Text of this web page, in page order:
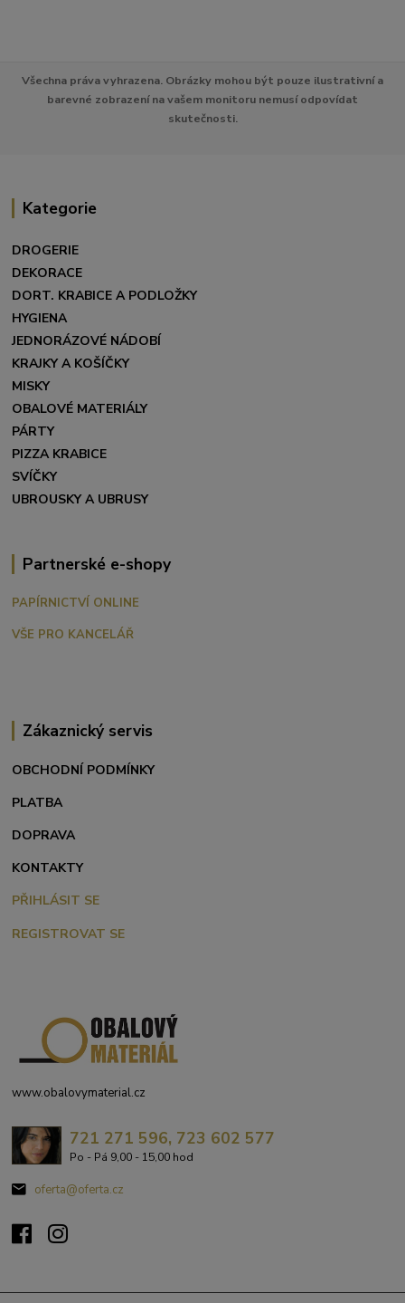
Všechna práva vyhrazena. Obrázky mohou být pouze ilustrativní a
barevné zobrazení na vašem monitoru nemusí odpovídat
skutečnosti.
Kategorie
DROGERIE
DEKORACE
DORT. KRABICE A PODLOŽKY
HYGIENA
JEDNORÁZOVÉ NÁDOBÍ
KRAJKY A KOŠÍČKY
MISKY
OBALOVÉ MATERIÁLY
PÁRTY
PIZZA KRABICE
SVÍČKY
UBROUSKY A UBRUSY
Partnerské e-shopy
PAPÍRNICTVÍ ONLINE
VŠE PRO KANCELÁŘ
Zákaznický servis
OBCHODNÍ PODMÍNKY
PLATBA
DOPRAVA
KONTAKTY
PŘIHLÁSIT SE
REGISTROVAT SE
www.obalovymaterial.cz
721 271 596, 723 602 577
Po - Pá 9,00 - 15,00 hod
oferta@oferta.cz